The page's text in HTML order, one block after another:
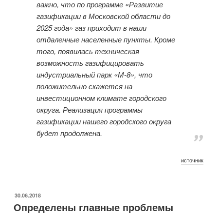
важно, что по программе «Развитие
газификации в Московской области до
2025 года» газ приходит в наши
отдаленные населенные пункты. Кроме
того, появилась техническая
возможность газифицировать
индустриальный парк «М-8», что
положительно скажется на
инвестиционном климате городского
округа. Реализация программы
газификации нашего городского округа
будет продолжена.
источник
ОПУБЛИКОВАНО
30.06.2018
Определены главные проблемы